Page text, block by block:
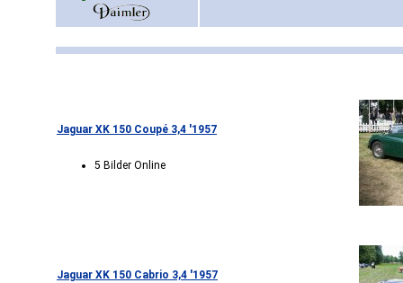
Jaguar XK 150 Coupé 3,4 '1957
5 Bilder Online
Jaguar XK 150 Cabrio 3,4 '1957